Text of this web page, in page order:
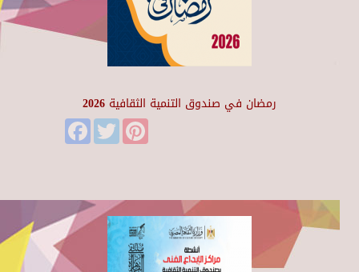
رمضان في صندوق التنمية الثقافية 2026
FacebookTwitter